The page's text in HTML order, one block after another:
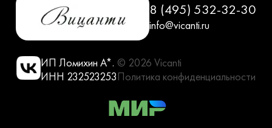
8 (495) 532-32-30
info@vicanti.ru
ИП Ломихин А*.
ИНН 232523253
© 2026 Vicanti
Политика конфиденциальности